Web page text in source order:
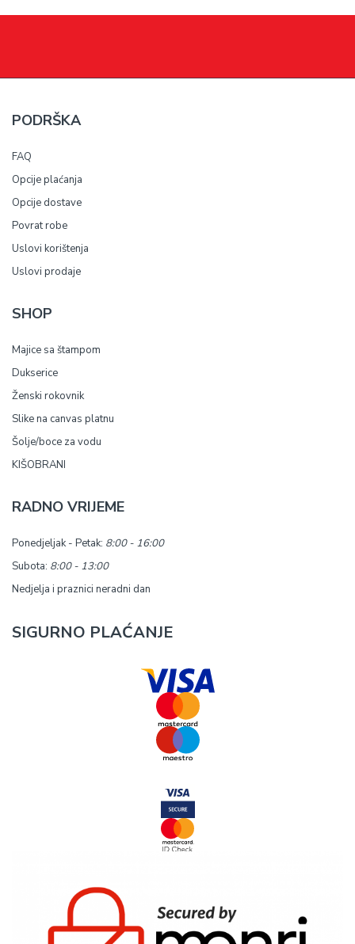
PODRŠKA
FAQ
Opcije plaćanja
Opcije dostave
Povrat robe
Uslovi korištenja
Uslovi prodaje
SHOP
Majice sa štampom
Dukserice
Ženski rokovnik
Slike na canvas platnu
Šolje/boce za vodu
KIŠOBRANI
RADNO VRIJEME
Ponedjeljak - Petak: 8:00 - 16:00
Subota: 8:00 - 13:00
Nedjelja i praznici neradni dan
SIGURNO PLAĆANJE